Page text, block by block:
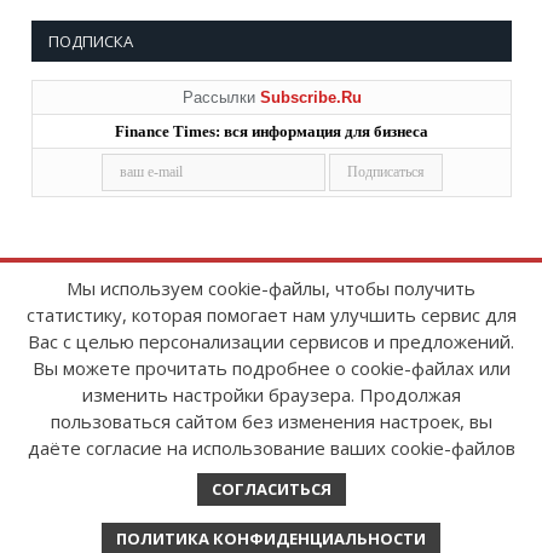
ПОДПИСКА
Рассылки Subscribe.Ru
Finance Times: вся информация для бизнеса
Copyright © 2008-2026FinanceTimes
Зарегистрировано в Роскомнадзоре
Свидетельство о регистрации СМИ:
серия Эл № ФС77-86300 от 10 ноября 2023 г
Мы используем cookie-файлы, чтобы получить
статистику, которая помогает нам улучшить сервис для
Вас с целью персонализации сервисов и предложений.
Вы можете прочитать подробнее о cookie-файлах или
изменить настройки браузера. Продолжая
пользоваться сайтом без изменения настроек, вы
даёте согласие на использование ваших cookie-файлов
СОГЛАСИТЬСЯ
ПОЛИТИКА КОНФИДЕНЦИАЛЬНОСТИ